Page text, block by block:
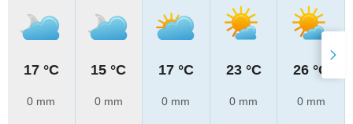
17 °C
0 mm
15 °C
0 mm
17 °C
0 mm
23 °C
0 mm
26 °C
0 mm